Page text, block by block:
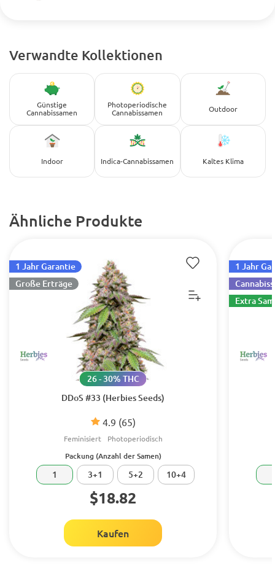
Verwandte Kollektionen
Günstige
Cannabissamen
Photoperiodische
Cannabissamen
Outdoor
Indoor Indica-Cannabissamen Kaltes Klima
Ähnliche Produkte
DDoS #33 (Herbies Seeds)
4.9 (65)
26 - 30% THC
Feminisiert Photoperiodisch
1 Jahr Garantie
Große Erträge
Packung (Anzahl der Samen)
1 3+1 5+2 10+4
$18.82
Kaufen
1 Jahr
Extra